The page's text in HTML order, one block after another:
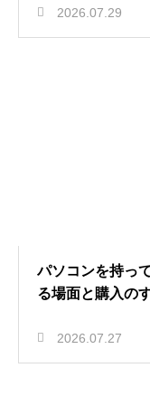
2026.07.29
パソコンを持っ
る場面と購入の
2026.07.27